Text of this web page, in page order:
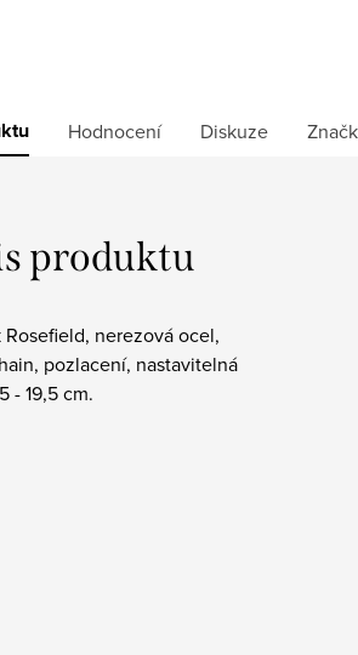
Hodnocení Diskuze
produktu
Rosefield, nerezová ocel,
pozlacení, nastavitelná
- 19,5 cm.